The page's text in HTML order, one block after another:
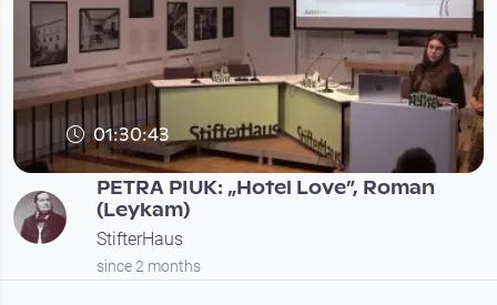
01:30:43
PETRA PIUK: „Hotel Love”, Roman
(Leykam)
StifterHaus
since 2 months